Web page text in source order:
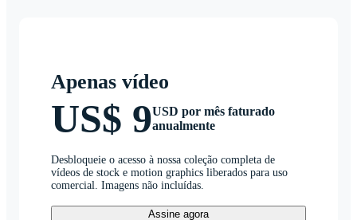
Apenas vídeo
US$ 9USD por mês faturado
anualmente
Desbloqueie o acesso à nossa coleção completa de
vídeos de stock e motion graphics liberados para uso
comercial. Imagens não incluídas.
Assine agora